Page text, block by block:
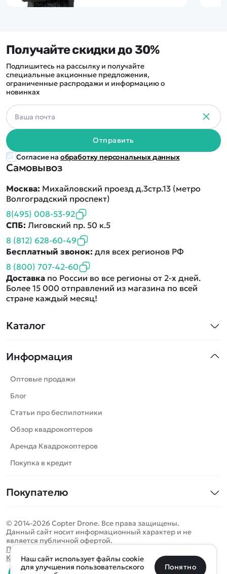
Каталог
Машинки
Танки
Вертолеты
Катера
Роботы
Самолеты
Сборные модели
Спецтехника
Игрушки
Запчасти для моделей
Бренды
Информация
Оптовые продажи
Блог
Статьи про беспилотники
Обзор квадрокоптеров
Аренда Квадрокоптеров
Покупка в кредит
Покупателю
Оплата и доставка
Помощь
Отследить заказ
Самовывоз
Москва: Михайловский проезд д.3стр.13 (метро
Волгоградский проспект)
8(495) 008-53-92
СПБ: Лиговский пр. 50 к.5
8 (812) 628-60-49
Бесплатный звонок: для всех регионов РФ
8 (800) 707-42-60
Доставка по России во все регионы от 2-х дней.
Более 15 000 отправлений из магазина по всей
стране каждый месяц!
Получайте скидки до 30%
Подпишитесь на рассылку и получайте
специальные акционные предложения,
ограниченные распродажи и информацию о
новинках
Отправить
Согласие на обработку персональных данных
© 2014-2026 Copter Drone. Все права защищены.
Данный сайт носит информационный характер и не
является публичной офертой.
Политика конфиденциальности
Карта сайта
Определить местоположение
Санкт-Петербург Москва Майкоп Уфа
Наш сайт использует файлы cookie
для улучшения пользовательского
Понятно